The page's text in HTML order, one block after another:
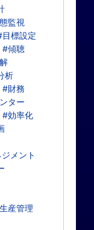
監視
目標設定
#傾聴
析
#財務
ター
#効率化
メント
産管理